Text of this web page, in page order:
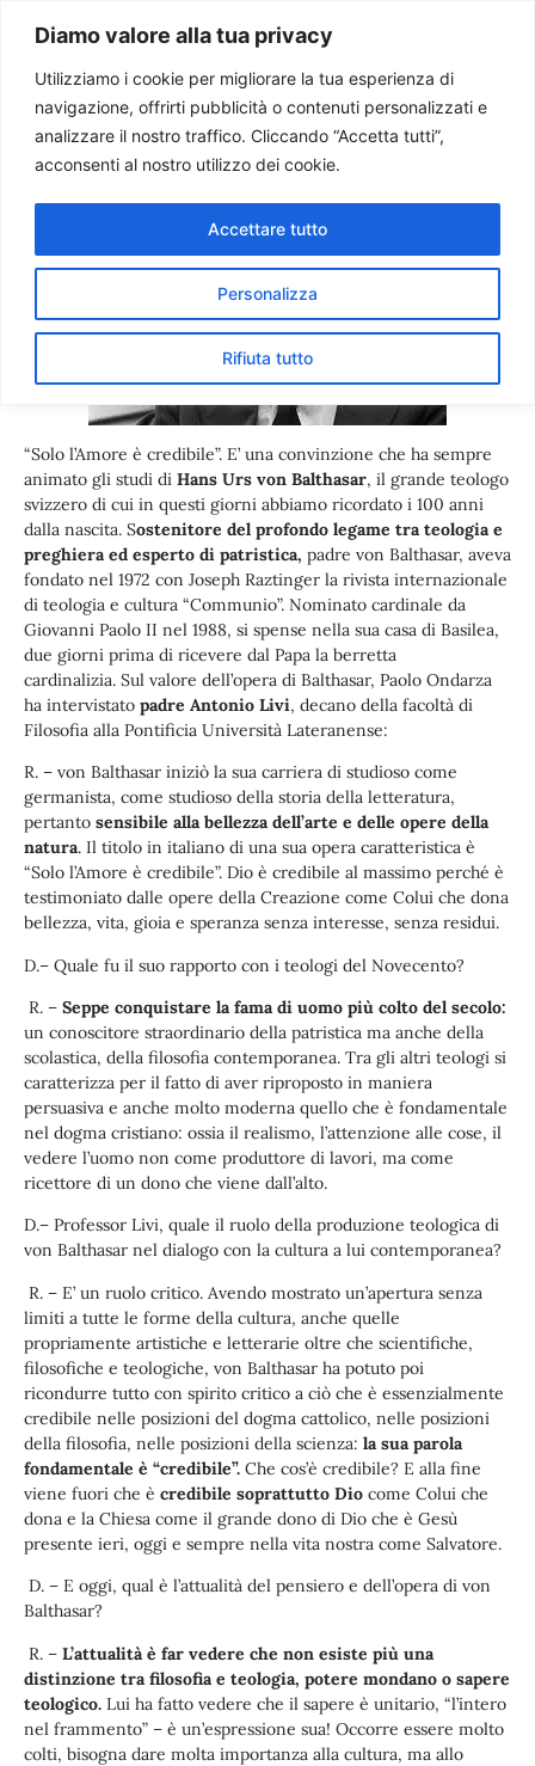
Diamo valore alla tua privacy
Utilizziamo i cookie per migliorare la tua esperienza di
navigazione, offrirti pubblicità o contenuti personalizzati e
analizzare il nostro traffico. Cliccando “Accetta tutti”,
acconsenti al nostro utilizzo dei cookie.
Personalizza
Rifiuta tutto
Accettare tutto
Paolo Ondarza
100 anni fa nasceva Von
Balthasar: Solo l’amore è
credibile, ha il volto di Gesù.
“Solo l’Amore è credibile”. E’ una convinzione che ha sempre
animato gli studi di Hans Urs von Balthasar, il grande teologo
svizzero di cui in questi giorni abbiamo ricordato i 100 anni
dalla nascita. Sostenitore del profondo legame tra teologia e
preghiera ed esperto di patristica, padre von Balthasar, aveva
fondato nel 1972 con Joseph Raztinger la rivista internazionale
di teologia e cultura “Communio”. Nominato cardinale da
Giovanni Paolo II nel 1988, si spense nella sua casa di Basilea,
due giorni prima di ricevere dal Papa la berretta
cardinalizia. Sul valore dell’opera di Balthasar, Paolo Ondarza
ha intervistato padre Antonio Livi, decano della facoltà di
Filosofia alla Pontificia Università Lateranense:
R. – von Balthasar iniziò la sua carriera di studioso come
germanista, come studioso della storia della letteratura,
pertanto sensibile alla bellezza dell’arte e delle opere della
natura. Il titolo in italiano di una sua opera caratteristica è
“Solo l’Amore è credibile”. Dio è credibile al massimo perché è
testimoniato dalle opere della Creazione come Colui che dona
bellezza, vita, gioia e speranza senza interesse, senza residui.
D.– Quale fu il suo rapporto con i teologi del Novecento?
R. – Seppe conquistare la fama di uomo più colto del secolo:
un conoscitore straordinario della patristica ma anche della
scolastica, della filosofia contemporanea. Tra gli altri teologi si
caratterizza per il fatto di aver riproposto in maniera
persuasiva e anche molto moderna quello che è fondamentale
nel dogma cristiano: ossia il realismo, l’attenzione alle cose, il
vedere l’uomo non come produttore di lavori, ma come
ricettore di un dono che viene dall’alto.
D.– Professor Livi, quale il ruolo della produzione teologica di
von Balthasar nel dialogo con la cultura a lui contemporanea?
R. – E’ un ruolo critico. Avendo mostrato un’apertura senza
limiti a tutte le forme della cultura, anche quelle
propriamente artistiche e letterarie oltre che scientifiche,
filosofiche e teologiche, von Balthasar ha potuto poi
ricondurre tutto con spirito critico a ciò che è essenzialmente
credibile nelle posizioni del dogma cattolico, nelle posizioni
della filosofia, nelle posizioni della scienza: la sua parola
fondamentale è “credibile”. Che cos’è credibile? E alla fine
viene fuori che è credibile soprattutto Dio come Colui che
dona e la Chiesa come il grande dono di Dio che è Gesù
presente ieri, oggi e sempre nella vita nostra come Salvatore.
D. – E oggi, qual è l’attualità del pensiero e dell’opera di von
Balthasar?
R. – L’attualità è far vedere che non esiste più una
distinzione tra filosofia e teologia, potere mondano o sapere
teologico. Lui ha fatto vedere che il sapere è unitario, “l’intero
nel frammento” – è un’espressione sua! Occorre essere molto
colti, bisogna dare molta importanza alla cultura, ma allo